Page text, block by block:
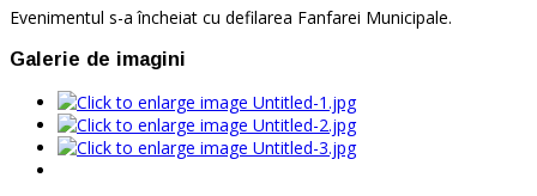
Evenimentul s-a încheiat cu defilarea Fanfarei Municipale.
Galerie de imagini